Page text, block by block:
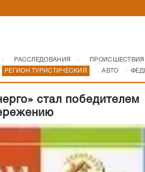
РАССЛЕДОВАНИЯ ПРОИСШЕСТВИЯ
РЕГИОН ТУРИСТИЧЕСКИЙ АВТО
стал победителем